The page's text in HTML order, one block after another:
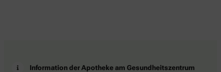
Information der Apotheke am Gesundheitszentrum